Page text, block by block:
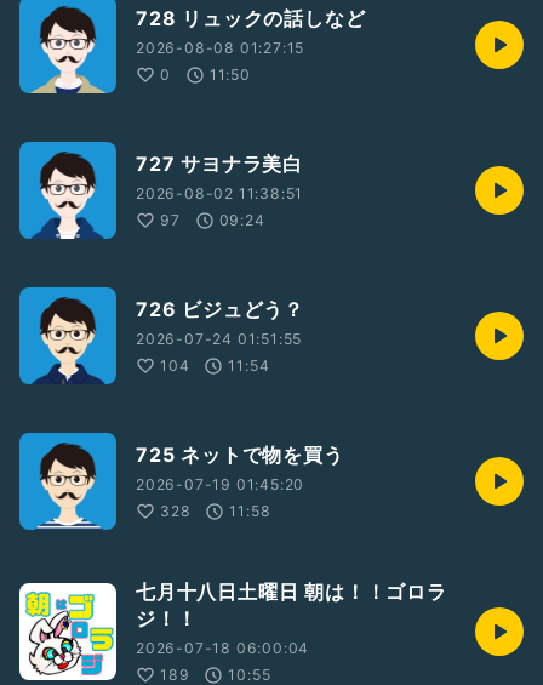
728 リュックの話しなど
2026-08-08 01:27:15
0
11:50
727 サヨナラ美白
2026-08-02 11:38:51
97
09:24
726 ビジュどう？
2026-07-24 01:51:55
104
11:54
725 ネットで物を買う
2026-07-19 01:45:20
328
11:58
七月十八日土曜日 朝は！！ゴロラ
ジ！！
2026-07-18 06:00:04
189
10:55